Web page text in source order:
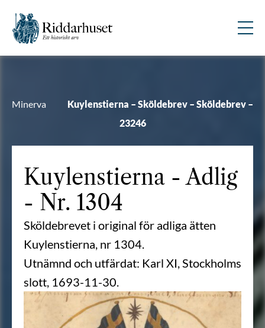
Minerva
Kuylenstierna – Sköldebrev – Sköldebrev –
23246
Kuylenstierna - Adlig
- Nr. 1304
Sköldebrevet i original för adliga ätten
Kuylenstierna, nr 1304.
Utnämnd och utfärdat: Karl XI, Stockholms
slott, 1693-11-30.